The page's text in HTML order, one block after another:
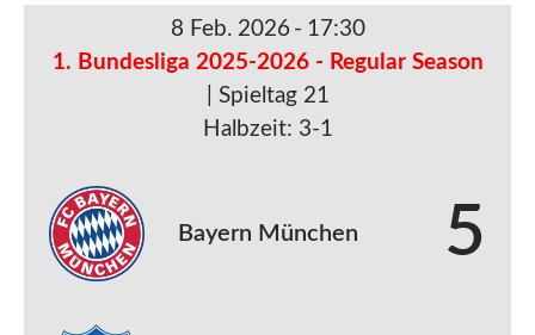
8 Feb. 2026 - 17:30
1. Bundesliga 2025-2026 - Regular Season
| Spieltag 21
Halbzeit: 3-1
Bayern München 5